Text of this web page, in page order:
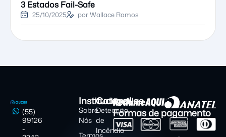
3 Estados Fail-Safe
25/10/2025 por Wallace Ramos
(55)
99126
-
Institucional
Sobre
Nós
Categorias
Detecção
de
Incêndio
Formas de pagamento